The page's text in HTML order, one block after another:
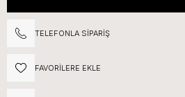
TELEFONLA SIPARIŞ
FAVORILERE EKLE